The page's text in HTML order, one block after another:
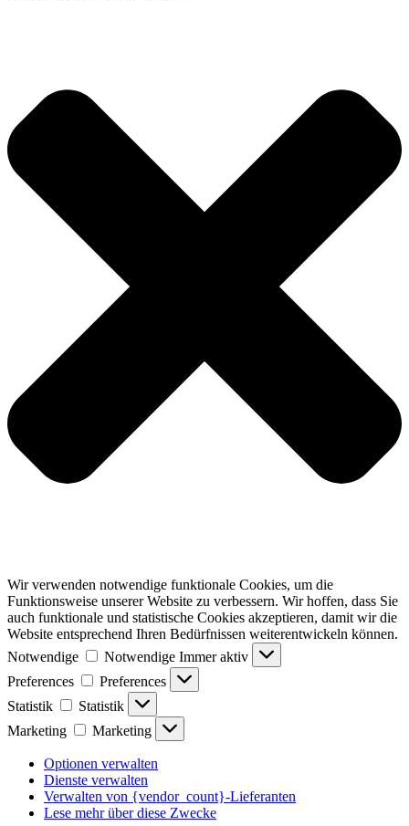
Wir verwenden notwendige funktionale Cookies, um die
Funktionsweise unserer Website zu verbessern. Wir hoffen, dass Sie
auch funktionale und statistische Cookies akzeptieren, damit wir die
Website entsprechend Ihren Bedürfnissen weiterentwickeln können.
Notwendige
Notwendige Immer aktiv
Preferences
Preferences
Statistik
Statistik
Marketing
Marketing
Optionen verwalten
Dienste verwalten
Verwalten von {vendor_count}-Lieferanten
Lese mehr über diese Zwecke